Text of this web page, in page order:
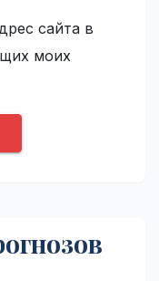
сайта в
моих